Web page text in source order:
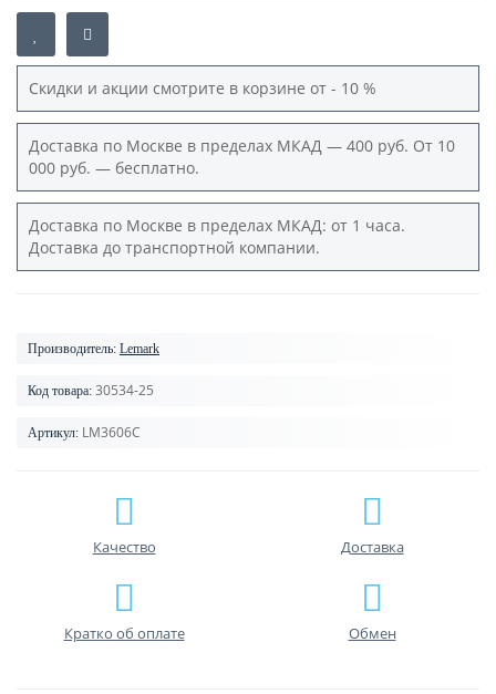
Скидки и акции смотрите в корзине от - 10 %
Доставка по Москве в пределах МКАД — 400 руб. От 10
000 руб. — бесплатно.
Доставка по Москве в пределах МКАД: от 1 часа.
Доставка до транспортной компании.
Производитель: Lemark
Код товара: 30534-25
Артикул: LM3606C
Качество Доставка
Кратко об оплате Обмен